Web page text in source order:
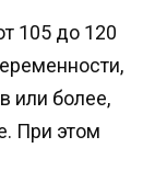
105 до 120
или более,
При этом